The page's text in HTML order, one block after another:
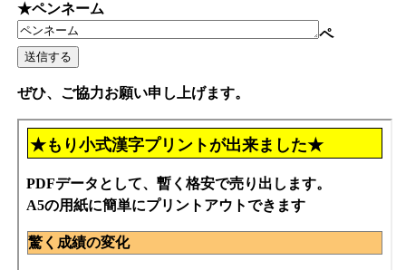
★ペンネーム
ペ
ぜひ、ご協力お願い申し上げます。